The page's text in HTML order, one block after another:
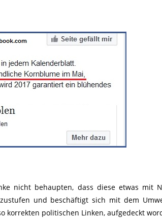
nicht behaupten, dass diese etwas mit
und beschäftigt sich mit dem
korrekten politischen Linken, aufgedeckt